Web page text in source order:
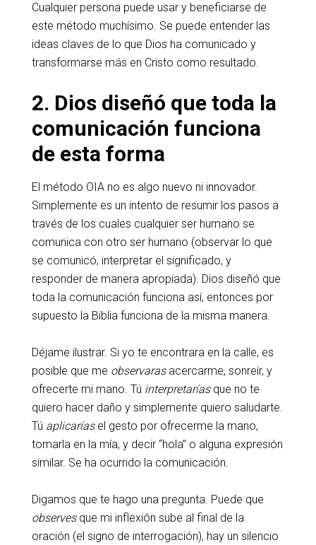
Cualquier persona puede usar y beneficiarse de
este método muchísimo. Se puede entender las
ideas claves de lo que Dios ha comunicado y
transformarse más en Cristo como resultado.
2. Dios diseñó que toda la
comunicación funciona
de esta forma
El método OIA no es algo nuevo ni innovador.
Simplemente es un intento de resumir los pasos a
través de los cuales cualquier ser humano se
comunica con otro ser humano (observar lo que
se comunicó, interpretar el significado, y
responder de manera apropiada). Dios diseñó que
toda la comunicación funciona así, entonces por
supuesto la Biblia funciona de la misma manera.
Déjame ilustrar. Si yo te encontrara en la calle, es
posible que me observaras acercarme, sonreír, y
ofrecerte mi mano. Tú interpretarías que no te
quiero hacer daño y simplemente quiero saludarte.
Tú aplicarías el gesto por ofrecerme la mano,
tomarla en la mía, y decir “hola” o alguna expresión
similar. Se ha ocurrido la comunicación.
Digamos que te hago una pregunta. Puede que
observes que mi inflexión sube al final de la
oración (el signo de interrogación), hay un silencio